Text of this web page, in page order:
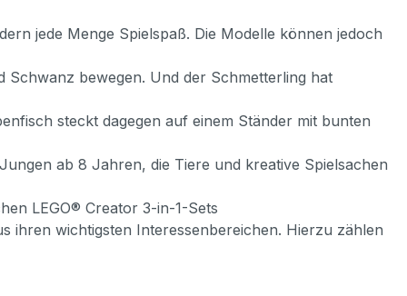
jede Menge Spielspaß. Die Modelle können jedoch
Schwanz bewegen. Und der Schmetterling hat
steckt dagegen auf einem Ständer mit bunten
ab 8 Jahren, die Tiere und kreative Spielsachen
LEGO® Creator 3-in-1-Sets
ihren wichtigsten Interessenbereichen. Hierzu zählen